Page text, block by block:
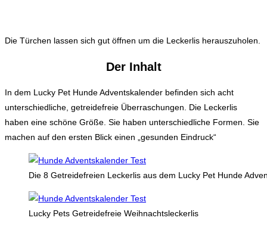
Die Türchen lassen sich gut öffnen um die Leckerlis herauszuholen.
Der Inhalt
In dem Lucky Pet Hunde Adventskalender befinden sich acht
unterschiedliche, getreidefreie Überraschungen. Die Leckerlis
haben eine schöne Größe. Sie haben unterschiedliche Formen. Sie
machen auf den ersten Blick einen „gesunden Eindruck“
Die 8 Getreidefreien Leckerlis aus dem Lucky Pet Hunde
Lucky Pets Getreidefreie Weihnachtsleckerlis